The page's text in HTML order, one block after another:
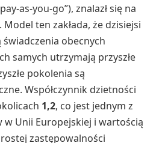
as-you-go”), znalazł się na
ten zakłada, że dzisiejsi
obecnych
samych utrzymają przyszłe
pokolenia są
Współczynnik dzietności
1,2, co jest jednym z
Unii Europejskiej i wartością
zastępowalności